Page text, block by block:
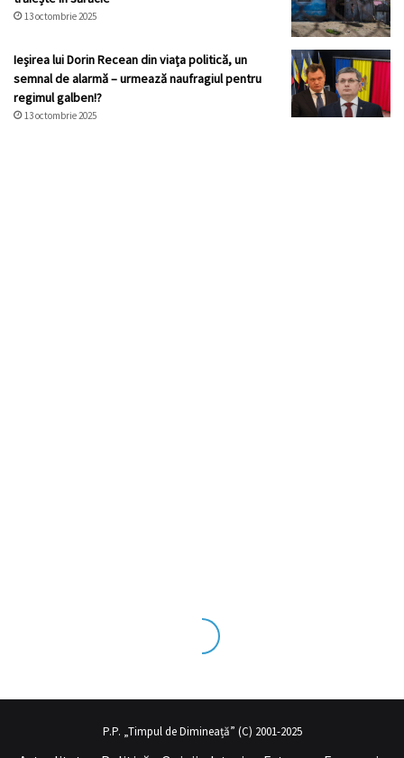
13 octombrie 2025
Ieșirea lui Dorin Recean din viața politică, un
semnal de alarmă – urmează naufragiul pentru
regimul galben!?
13 octombrie 2025
tecrübesinin ve üstsex izleseviye olduğu dışarıdan
P.P. „Timpul de Dimineață” (C) 2001-2025